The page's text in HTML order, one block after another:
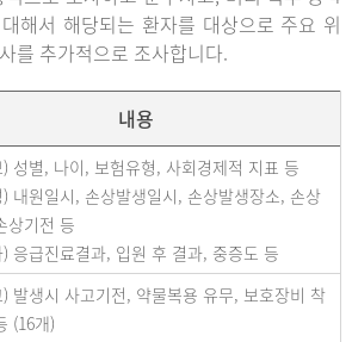
해서 해당되는 환자를 대상으로 주요 위
를 추가적으로 조사합니다.
내용
) 성별, 나이, 보험유형, 사회경제적 지표 등
) 내원일시, 손상발생일시, 손상발생장소, 손상
상기전 등
) 응급진료결과, 입원 후 결과, 중증도 등
) 발생시 사고기전, 약물복용 유무, 보호장비 착
(16개)